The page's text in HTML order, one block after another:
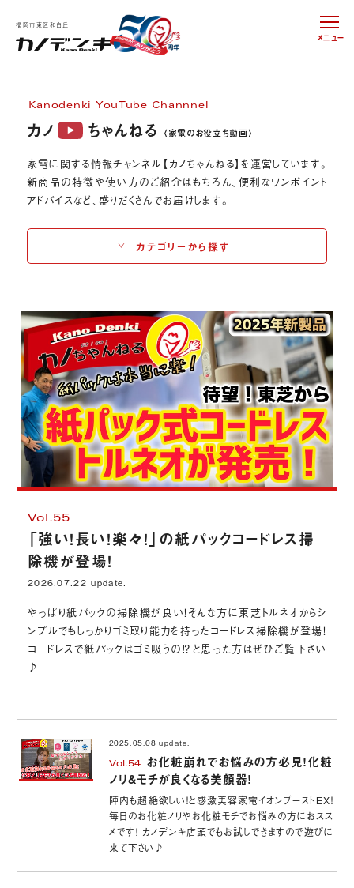
メニュー
福岡市東区和白丘
Kanodenki YouTube Channnel
カノ ちゃんねる 〈家電のお役立ち動画〉
家電に関する情報チャンネル【カノちゃんねる】を運営しています。
新商品の特徴や使い方のご紹介はもちろん、便利なワンポイント
アドバイスなど、盛りだくさんでお届けします。
カテゴリーから探す
Vol.55
「強い！長い！楽々！」の紙パックコードレス掃
除機が登場！
2026.07.22 update.
やっぱり紙パックの掃除機が良い！そんな方に東芝トルネオからシ
ンプルでもしっかりゴミ取り能力を持ったコードレス掃除機が登場！
コードレスで紙パックはゴミ吸うの⁉と思った方はぜひご覧下さい
♪
2025.05.08 update.
Vol.54
お化粧崩れでお悩みの方必見！化粧
ノリ&モチが良くなる美顔器！
陣内も超絶欲しい！と感激美容家電イオンブーストEX！
毎日のお化粧ノリやお化粧モチでお悩みの方におスス
メです！ カノデンキ店頭でもお試しできますので遊びに
来て下さい♪